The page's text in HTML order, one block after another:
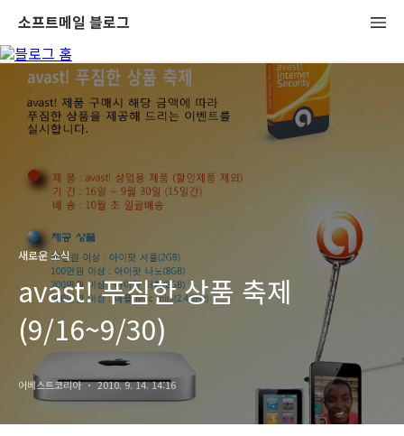
소프트메일 블로그
새로운 소식
avast! 푸짐한 상품 축제
(9/16~9/30)
어베스트코리아 2010. 9. 14. 14:16